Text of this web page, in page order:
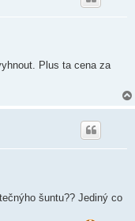
Plus ta cena za
šuntu?? Jediný co